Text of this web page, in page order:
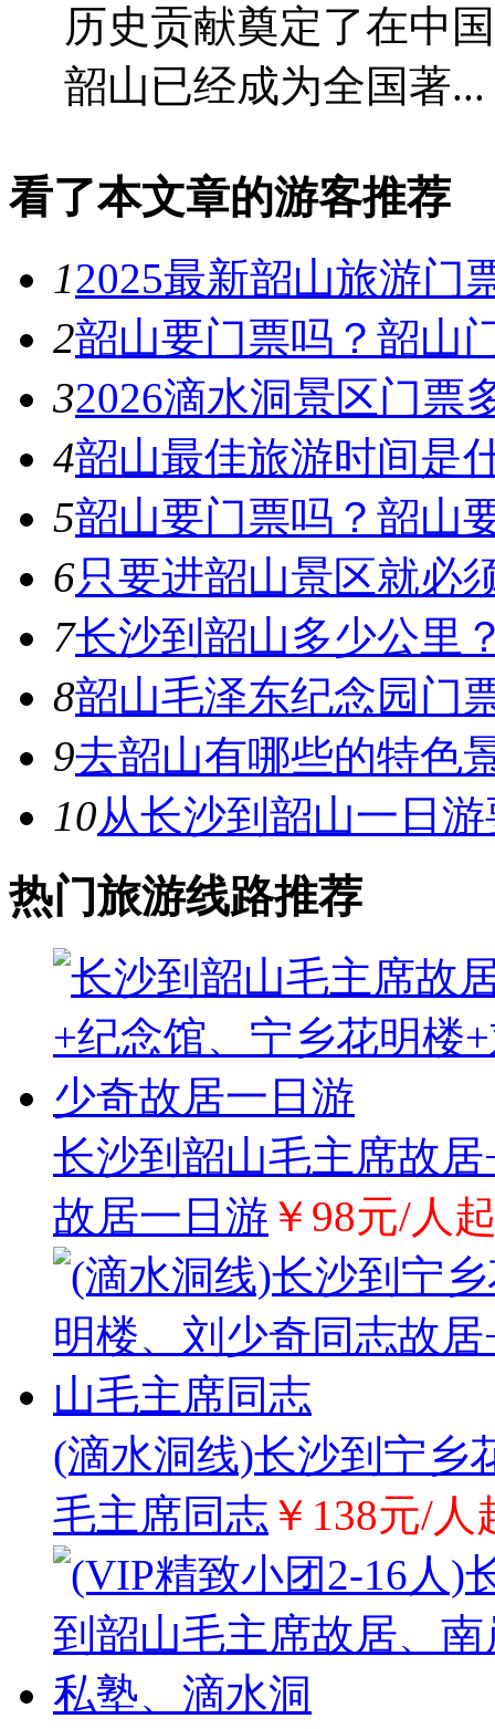
历史贡献奠定了在中
韶山已经成为全国著...
看了本文章的游客推荐
12025最新韶山旅游门
2韶山要门票吗？韶山
32026滴水洞景区门票
4韶山最佳旅游时间是
5韶山要门票吗？韶山
6只要进韶山景区就必
7长沙到韶山多少公里
8韶山毛泽东纪念园门
9去韶山有哪些的特色
10从长沙到韶山一日
热门旅游线路推荐
长沙到韶山毛主席故
故居一日游 ￥98元/人
(滴水洞线)长沙到宁乡
毛主席同志 ￥138元/人